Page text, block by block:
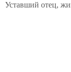
Уставший отец,